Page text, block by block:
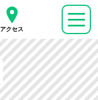
アクセス